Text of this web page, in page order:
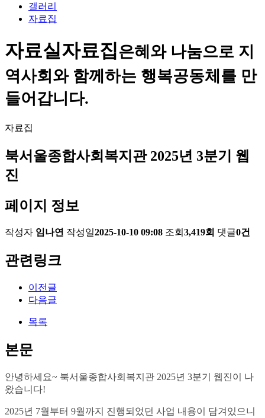
갤러리
자료집
자료실자료집은혜와 나눔으로 지
역사회와 함께하는 행복공동체를 만
들어갑니다.
자료집
북서울종합사회복지관 2025년 3분기 웹
진
페이지 정보
작성자 임나연 작성일2025-10-10 09:08 조회 3,419회 댓글0건
관련링크
이전글
다음글
목록
본문
안녕하세요~ 북서울종합사회복지관 2025년 3분기 웹진이 나
왔습니다!
2025년 7월부터 9월까지 진행되었던 사업 내용이 담겨있으니